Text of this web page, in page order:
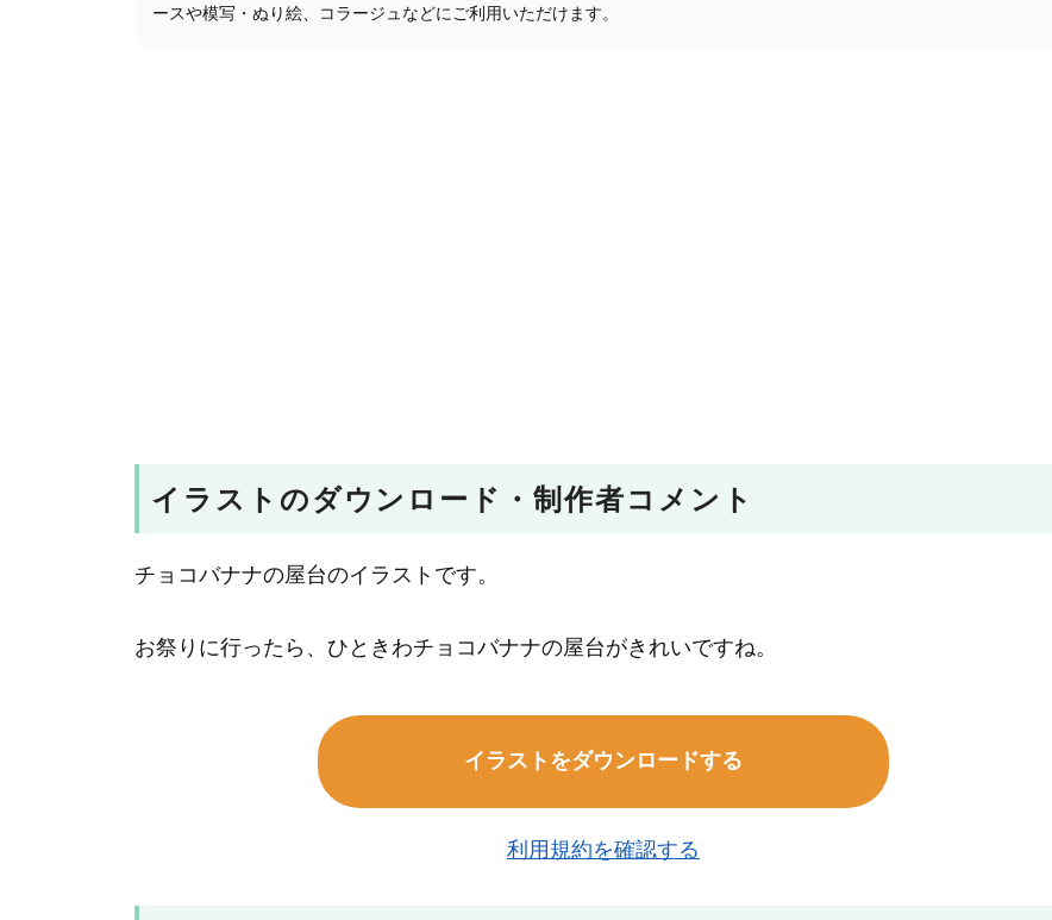
ースや模写・ぬり絵、コラージュなどにご利用いただけます。
イラストのダウンロード・制作者コメント
チョコバナナの屋台のイラストです。
お祭りに行ったら、ひときわチョコバナナの屋台がきれいですね。
イラストをダウンロードする
利用規約を確認する